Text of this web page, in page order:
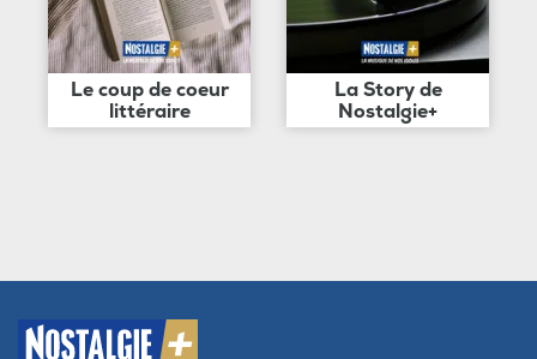
Le coup de coeur
littéraire
La Story de
Nostalgie+